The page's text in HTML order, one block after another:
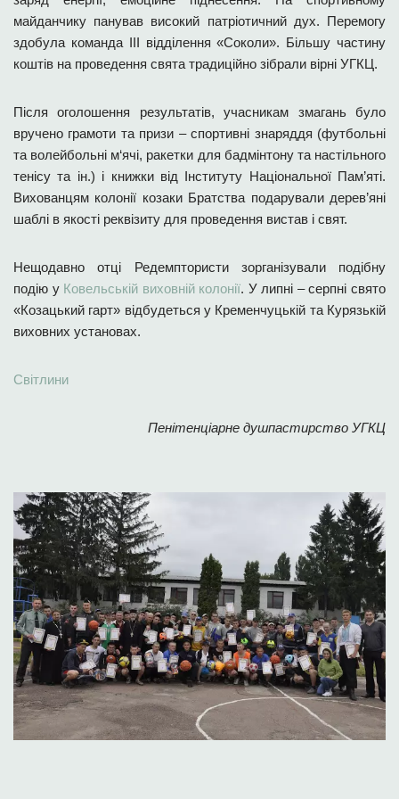
майданчику панував високий патріотичний дух. Перемогу
здобула команда ІІІ відділення «Соколи». Більшу частину
коштів на проведення свята традиційно зібрали вірні УГКЦ.
Після оголошення результатів, учасникам змагань було
вручено грамоти та призи – спортивні знаряддя (футбольні
та волейбольні м‘ячі, ракетки для бадмінтону та настільного
тенісу та ін.) і книжки від Інституту Національної Пам’яті.
Вихованцям колонії козаки Братства подарували дерев’яні
шаблі в якості реквізиту для проведення вистав і свят.
Нещодавно отці Редемптористи зорганізували подібну
подію у Ковельській виховній колонії. У липні – серпні свято
«Козацький гарт» відбудеться у Кременчуцькій та Курязькій
виховних установах.
Світлини
Пенітенціарне душпастирство УГКЦ